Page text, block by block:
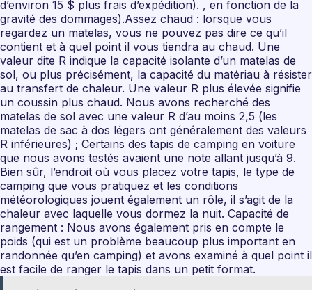
d’environ 15 $ plus frais d’expédition). , en fonction de la
gravité des dommages).Assez chaud : lorsque vous
regardez un matelas, vous ne pouvez pas dire ce qu’il
contient et à quel point il vous tiendra au chaud. Une
valeur dite R indique la capacité isolante d’un matelas de
sol, ou plus précisément, la capacité du matériau à résister
au transfert de chaleur. Une valeur R plus élevée signifie
un coussin plus chaud. Nous avons recherché des
matelas de sol avec une valeur R d’au moins 2,5 (les
matelas de sac à dos légers ont généralement des valeurs
R inférieures) ; Certains des tapis de camping en voiture
que nous avons testés avaient une note allant jusqu’à 9.
Bien sûr, l’endroit où vous placez votre tapis, le type de
camping que vous pratiquez et les conditions
météorologiques jouent également un rôle, il s’agit de la
chaleur avec laquelle vous dormez la nuit. Capacité de
rangement : Nous avons également pris en compte le
poids (qui est un problème beaucoup plus important en
randonnée qu’en camping) et avons examiné à quel point il
est facile de ranger le tapis dans un petit format.